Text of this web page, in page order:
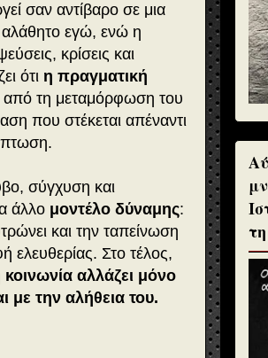
σαν αντίβαρο σε μια
αλάθητο εγώ, ενώ η
κρίσεις και
ότι η πραγματική
από τη μεταμόρφωση του
που στέκεται απέναντι
σύγχυση και
άλλο μοντέλο δύναμης:
και την ταπείνωση
ελευθερίας. Στο τέλος,
κοινωνία αλλάζει μόνο
με την αλήθεια του.